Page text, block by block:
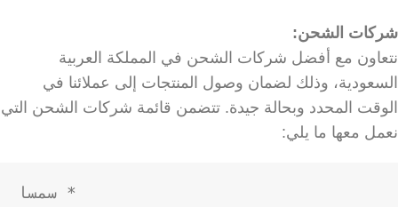
شركات الشحن:
نتعاون مع أفضل شركات الشحن في المملكة العربية
السعودية، وذلك لضمان وصول المنتجات إلى عملائنا في
الوقت المحدد وبحالة جيدة. تتضمن قائمة شركات الشحن التي
نعمل معها ما يلي: